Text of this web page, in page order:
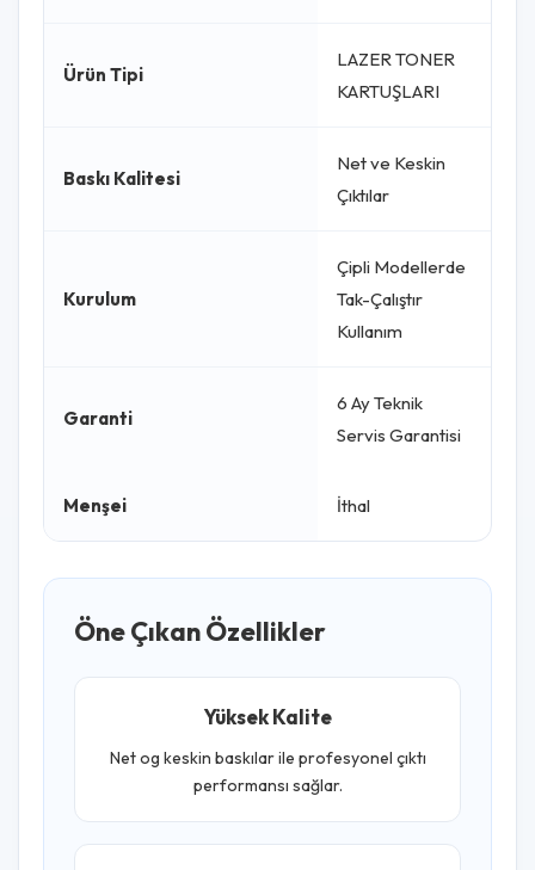
Ürün Tipi
LAZER TONER
KARTUŞLARI
Baskı Kalitesi
Net ve Keskin
Çıktılar
Kurulum
Çipli Modellerde
Tak-Çalıştır
Kullanım
Garanti
6 Ay Teknik
Servis Garantisi
Menşei İthal
Öne Çıkan Özellikler
Yüksek Kalite
Net og keskin baskılar ile profesyonel çıktı
performansı sağlar.